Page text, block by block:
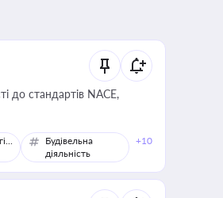
до стандартів NACE,
Торгівля
Будівельна
діяльність
+10